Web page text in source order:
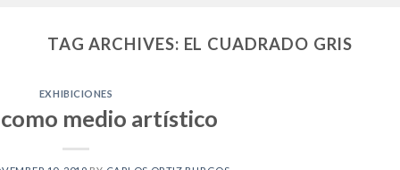
TAG ARCHIVES: EL CUADRADO GRIS
EXHIBICIONES
medio artístico